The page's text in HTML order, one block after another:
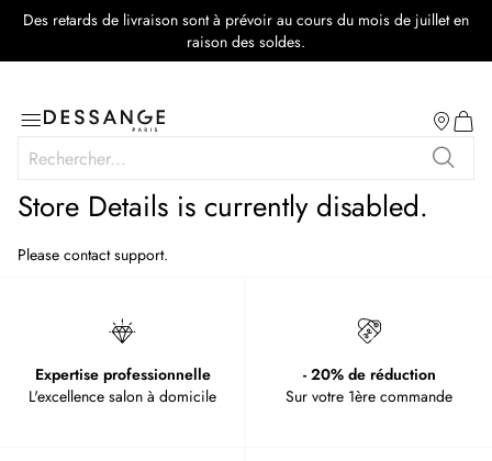
Des retards de livraison sont à prévoir au cours du mois de juillet en
raison des soldes.
Basculer
navigation
Rechercher
Mon
Store Details is currently disabled.
Please contact support.
Expertise professionnelle
L'excellence salon à domicile
- 20% de réduction
Sur votre 1ère commande